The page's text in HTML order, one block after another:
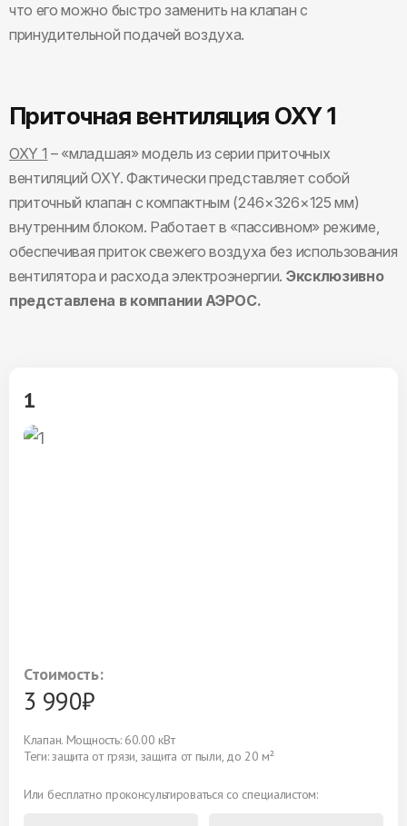
что его можно быстро заменить на клапан с
принудительной подачей воздуха.
Приточная вентиляция OXY 1
OXY 1 – «младшая» модель из серии приточных
вентиляций OXY. Фактически представляет собой
приточный клапан с компактным (246×326×125 мм)
внутренним блоком. Работает в «пассивном» режиме,
обеспечивая приток свежего воздуха без использования
вентилятора и расхода электроэнергии. Эксклюзивно
представлена в компании АЭРОС.
1
Стоимость:
3 990₽
Клапан. Мощность: 60.00 кВт
Теги: защита от грязи, защита от пыли, до 20 м²
Или бесплатно проконсультироваться со специалистом: